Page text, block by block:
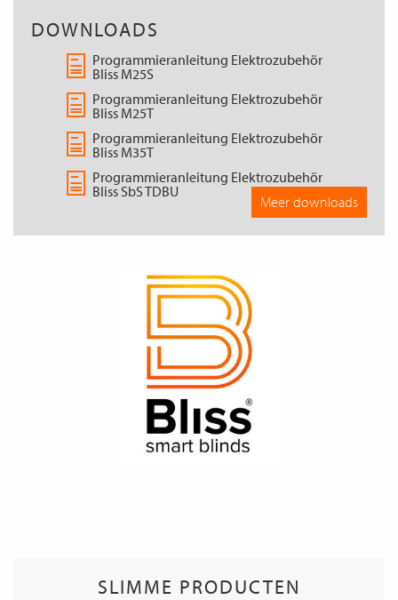
DOWNLOADS
Programmieranleitung Elektrozubehör
Bliss M25S
Programmieranleitung Elektrozubehör
Bliss M25T
Programmieranleitung Elektrozubehör
Bliss M35T
Programmieranleitung Elektrozubehör
Bliss SbS TDBU
Meer downloads
SLIMME PRODUCTEN